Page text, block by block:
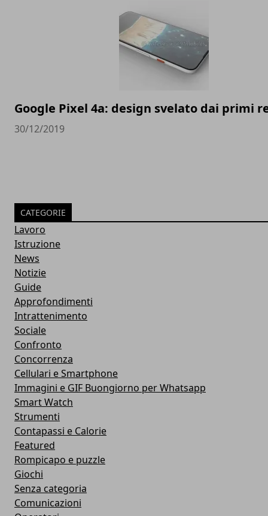
Google Pixel 4a: design svelato dai primi
30/12/2019
CATEGORIE
Lavoro
Istruzione
News
Notizie
Guide
Approfondimenti
Intrattenimento
Sociale
Confronto
Concorrenza
Cellulari e Smartphone
Immagini e GIF Buongiorno per Whatsapp
Smart Watch
Strumenti
Contapassi e Calorie
Featured
Rompicapo e puzzle
Giochi
Senza categoria
Comunicazioni